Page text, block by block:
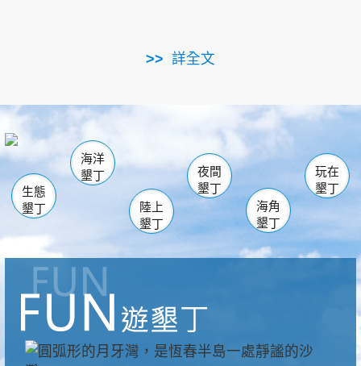
詳全文
南仁湖
海生館
恆春 佳樂水
龍鑾潭自然中心 森林遊樂區
瓊麻館
關山 墾管處遊客中心
社頂公園 風吹沙
船帆石
白砂 龍磐公園
香蕉灣
砂島
鵝鑾鼻
生態
墾丁
海洋
墾丁
陸上
墾丁
夜間
墾丁
海角
墾丁
玩在
墾丁